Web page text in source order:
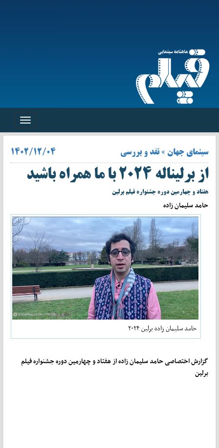
Toggle
سینمای جهان » نقد و بررسی ۱۴۰۲/۱۲/۰۴
از برلیناله ۲۰۲۴ با ما همراه باشید
هفتاد و چهارمین دوره جشنواره فیلم برلین
حامد سلیمان زاده
حامد سلیمان زاده برلین ۲۰۲۴
گزارش اختصاصی حامد سلیمان زاده از هفتاد و چهارمین دوره جشنواره فیلم
برلین